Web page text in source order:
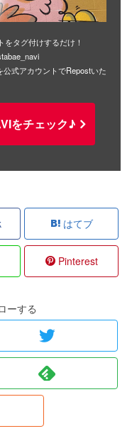
タグ付けするだけ！
式アカウントでRepostいた
をチェック♪
はてブ
Pinterest
ーする